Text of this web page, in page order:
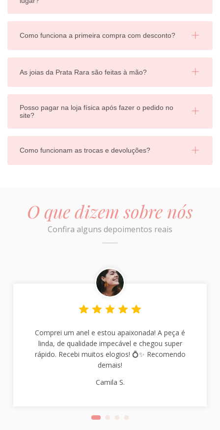
Como funciona a primeira compra com desconto?
As joias da Prata Rara são feitas à mão?
Posso pagar na loja física após fazer o pedido no
site?
Como funcionam as trocas e devoluções?
O que dizem sobre nós
Confira alguns depoimentos reais
Comprei um anel e estou apaixonada! A peça é
linda, de qualidade impecável e chegou super
rápido. Recebi muitos elogios! 💍✨ Recomendo
demais!
Camila S.